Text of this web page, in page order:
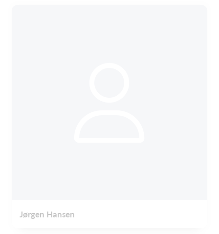
Jørgen Hansen